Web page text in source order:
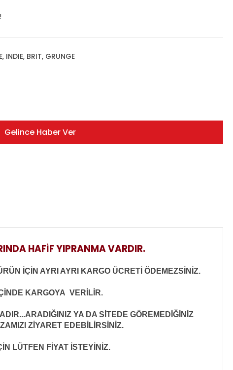
INDIE, BRIT, GRUNGE
Gelince Haber Ver
HAFİF YIPRANMA VARDIR.
İÇİN AYRI AYRI KARGO ÜCRETİ ÖDEMEZSİNİZ.
KARGOYA VERİLİR.
YA DA SİTEDE GÖREMEDİĞİNİZ
ZİYARET EDEBİLİRSİNİZ.
LÜTFEN FİYAT İSTEYİNİZ.